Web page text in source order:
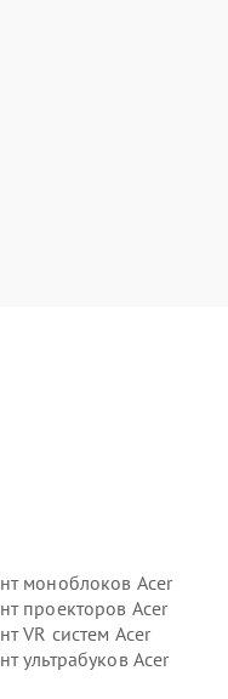
моноблоков Acer
проекторов Acer
VR систем Acer
ультрабуков Acer